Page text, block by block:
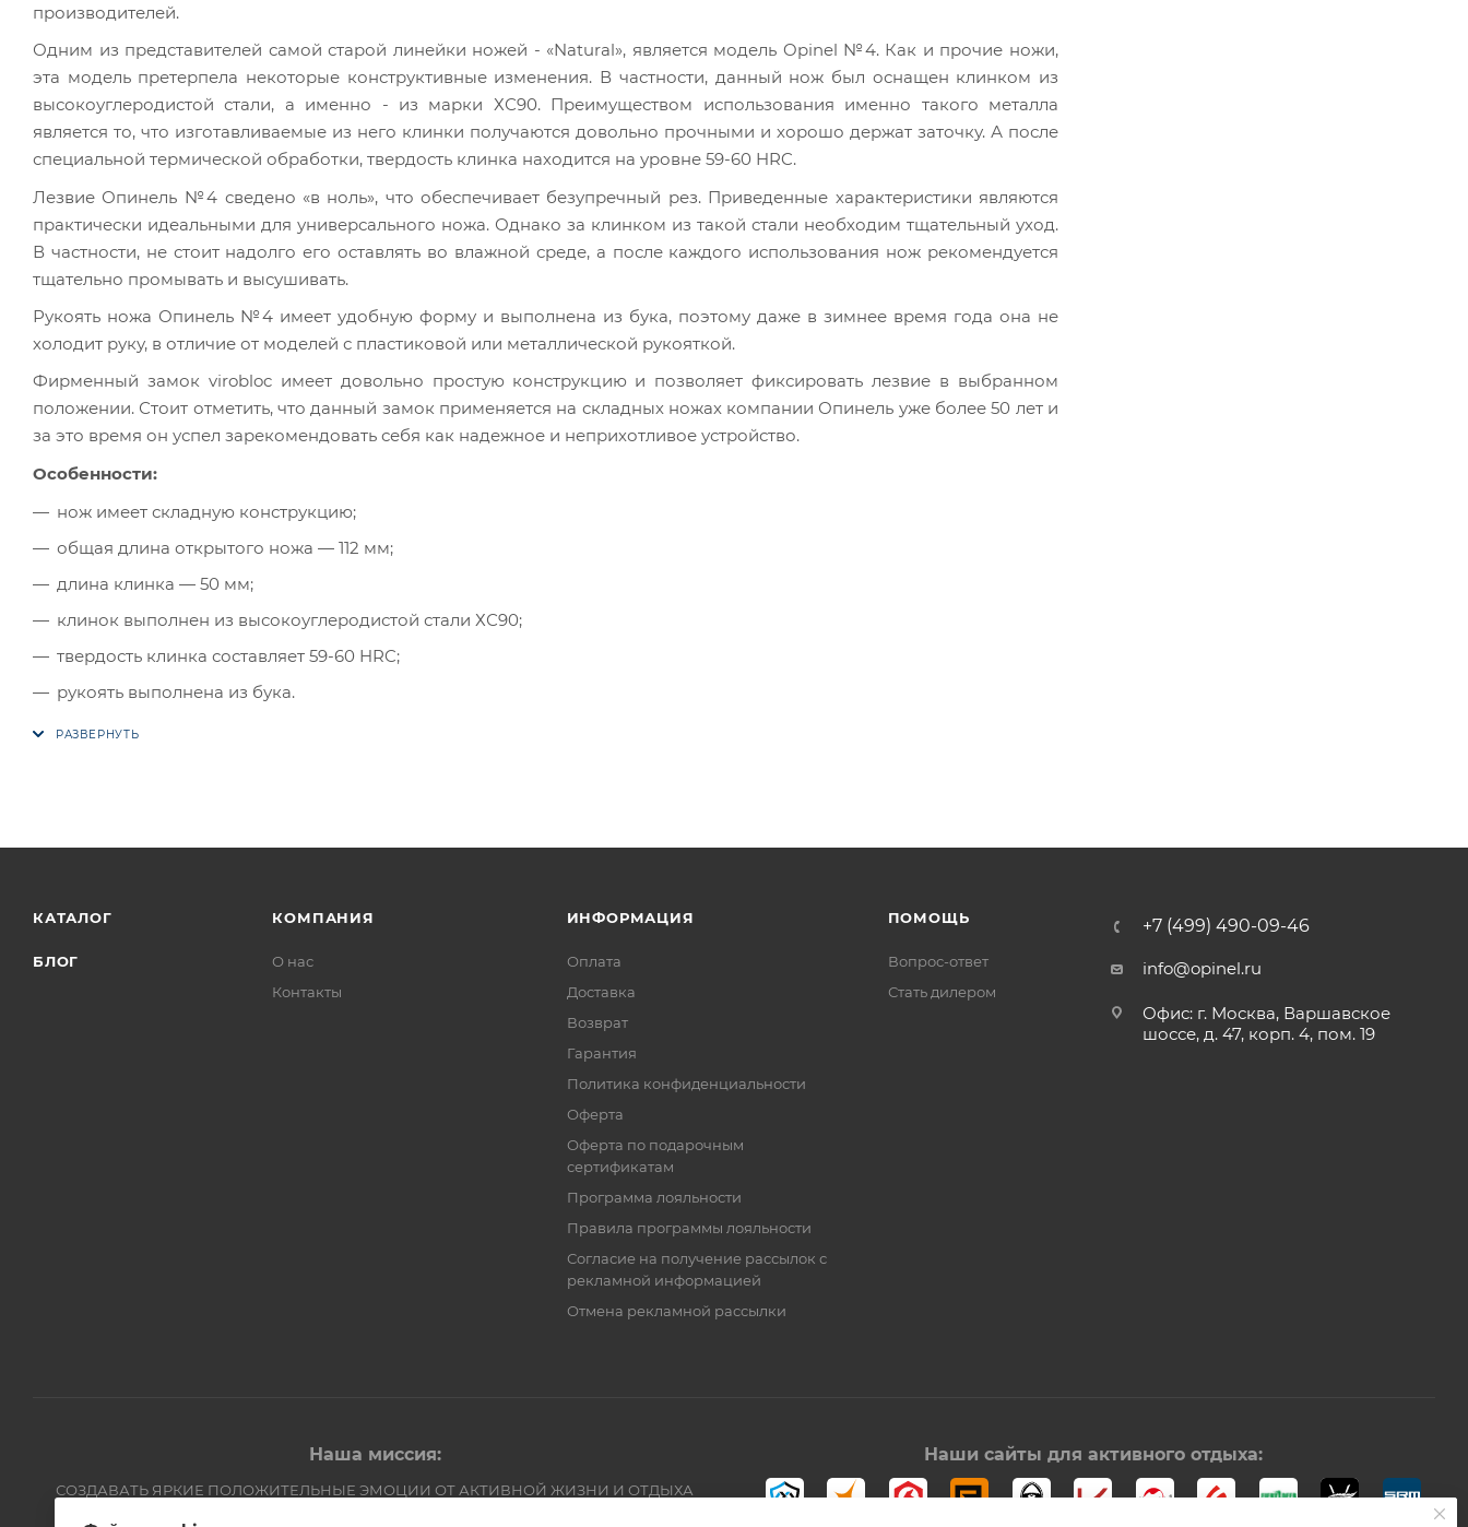
производителей.
Одним из представителей самой старой линейки ножей - «Natural», является модель Opinel №4. Как и прочие ножи,
эта модель претерпела некоторые конструктивные изменения. В частности, данный нож был оснащен клинком из
высокоуглеродистой стали, а именно - из марки ХС90. Преимуществом использования именно такого металла
является то, что изготавливаемые из него клинки получаются довольно прочными и хорошо держат заточку. А после
специальной термической обработки, твердость клинка находится на уровне 59-60 HRC.
Лезвие Опинель №4 сведено «в ноль», что обеспечивает безупречный рез. Приведенные характеристики являются
практически идеальными для универсального ножа. Однако за клинком из такой стали необходим тщательный уход.
В частности, не стоит надолго его оставлять во влажной среде, а после каждого использования нож рекомендуется
тщательно промывать и высушивать.
Рукоять ножа Опинель №4 имеет удобную форму и выполнена из бука, поэтому даже в зимнее время года она не
холодит руку, в отличие от моделей с пластиковой или металлической рукояткой.
Фирменный замок virobloc имеет довольно простую конструкцию и позволяет фиксировать лезвие в выбранном
положении. Стоит отметить, что данный замок применяется на складных ножах компании Опинель уже более 50 лет и
за это время он успел зарекомендовать себя как надежное и неприхотливое устройство.
Особенности:
нож имеет складную конструкцию;
общая длина открытого ножа — 112 мм;
длина клинка — 50 мм;
клинок выполнен из высокоуглеродистой стали ХС90;
твердость клинка составляет 59-60 HRC;
рукоять выполнена из бука.
КАТАЛОГ
БЛОГ
КОМПАНИЯ
О нас
Контакты
ИНФОРМАЦИЯ
Оплата
Доставка
Возврат
Гарантия
Политика конфиденциальности
Оферта
Оферта по подарочным
сертификатам
Программа лояльности
Правила программы лояльности
Согласие на получение рассылок с
рекламной информацией
Отмена рекламной рассылки
ПОМОЩЬ
Вопрос-ответ
Стать дилером
+7 (499) 490-09-46
info@opinel.ru
Офис: г. Москва, Варшавское
шоссе, д. 47, корп. 4, пом. 19
Наша миссия:
СОЗДАВАТЬ ЯРКИЕ ПОЛОЖИТЕЛЬНЫЕ ЭМОЦИИ ОТ АКТИВНОЙ ЖИЗНИ И ОТДЫХА
Наши сайты для активного отдыха: